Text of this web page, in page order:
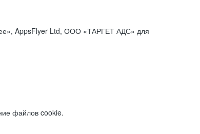
AppsFlyer Ltd, ООО «ТАРГЕТ АДС» для
файлов cookie.